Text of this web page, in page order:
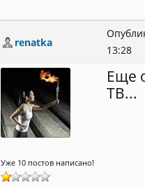
renatka
13:28
Уже 10 постов написано!
Еще
ТВ...